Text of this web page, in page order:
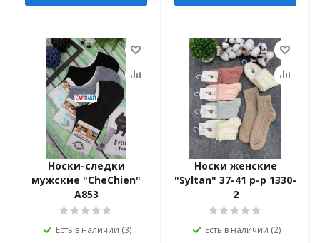
Носки-следки
мужские "CheChien"
А853
Есть в наличии (3)
Носки женские
"Syltan" 37-41 р-р 1330-
2
Есть в наличии (2)